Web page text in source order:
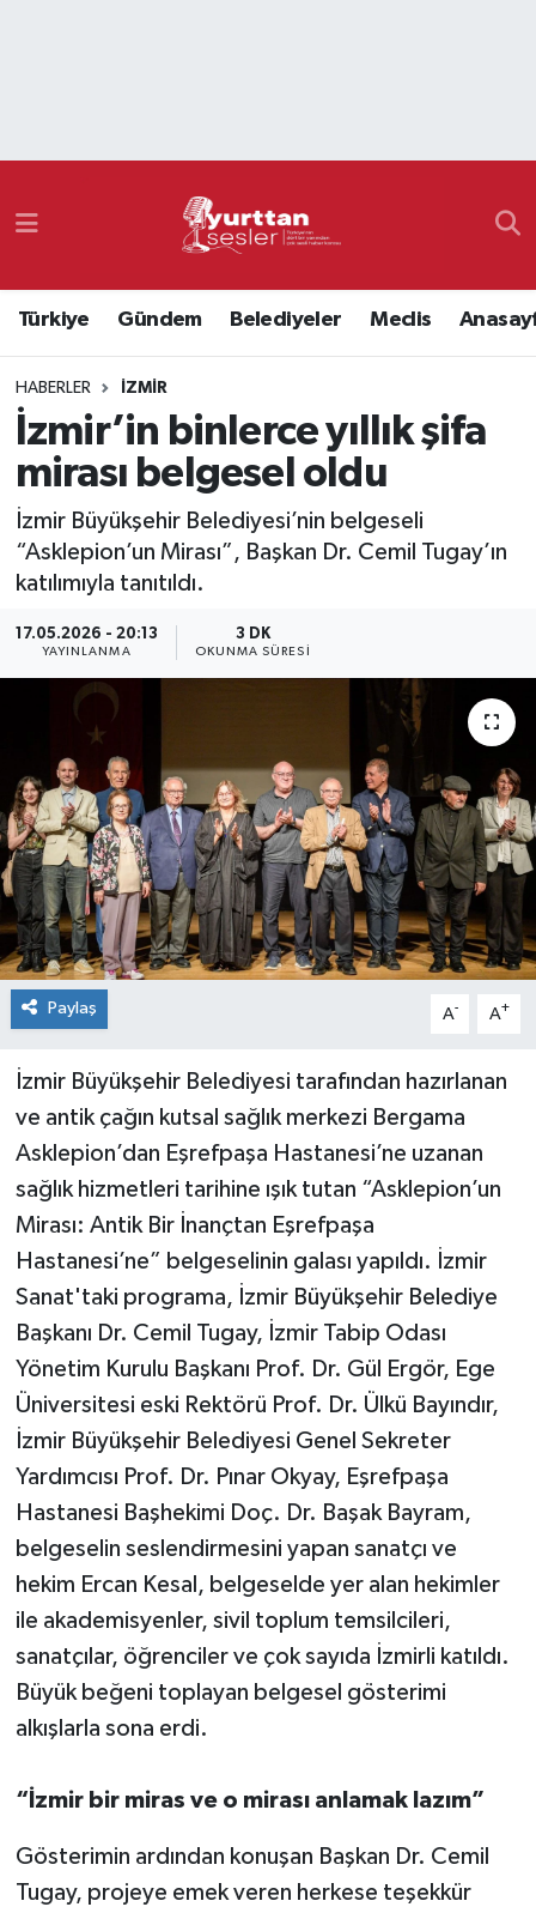
Türkiye Gündem Belediyeler Meclis
HABERLER İZMIR
İzmir’in binlerce yıllık şifa
mirası belgesel oldu
İzmir Büyükşehir Belediyesi’nin belgeseli
“Asklepion’un Mirası”, Başkan Dr. Cemil Tugay’ın
katılımıyla tanıtıldı.
17.05.2026 - 20:13
YAYINLANMA
3 DK
OKUNMA SÜRESI
Paylaş A- A+
İzmir Büyükşehir Belediyesi tarafından hazırlanan
ve antik çağın kutsal sağlık merkezi Bergama
Asklepion’dan Eşrefpaşa Hastanesi’ne uzanan
sağlık hizmetleri tarihine ışık tutan “Asklepion’un
Mirası: Antik Bir İnançtan Eşrefpaşa
Hastanesi’ne” belgeselinin galası yapıldı. İzmir
Sanat'taki programa, İzmir Büyükşehir Belediye
Başkanı Dr. Cemil Tugay, İzmir Tabip Odası
Yönetim Kurulu Başkanı Prof. Dr. Gül Ergör, Ege
Üniversitesi eski Rektörü Prof. Dr. Ülkü Bayındır,
İzmir Büyükşehir Belediyesi Genel Sekreter
Yardımcısı Prof. Dr. Pınar Okyay, Eşrefpaşa
Hastanesi Başhekimi Doç. Dr. Başak Bayram,
belgeselin seslendirmesini yapan sanatçı ve
hekim Ercan Kesal, belgeselde yer alan hekimler
ile akademisyenler, sivil toplum temsilcileri,
sanatçılar, öğrenciler ve çok sayıda İzmirli katıldı.
Büyük beğeni toplayan belgesel gösterimi
alkışlarla sona erdi.
“İzmir bir miras ve o mirası anlamak lazım”
Gösterimin ardından konuşan Başkan Dr. Cemil
Tugay, projeye emek veren herkese teşekkür
Namaz Vakitleri
Süper Lig Puan Durumu ve Fikstür
Tüm Manşetler
Son Dakika Haberleri
Haber Arşivi